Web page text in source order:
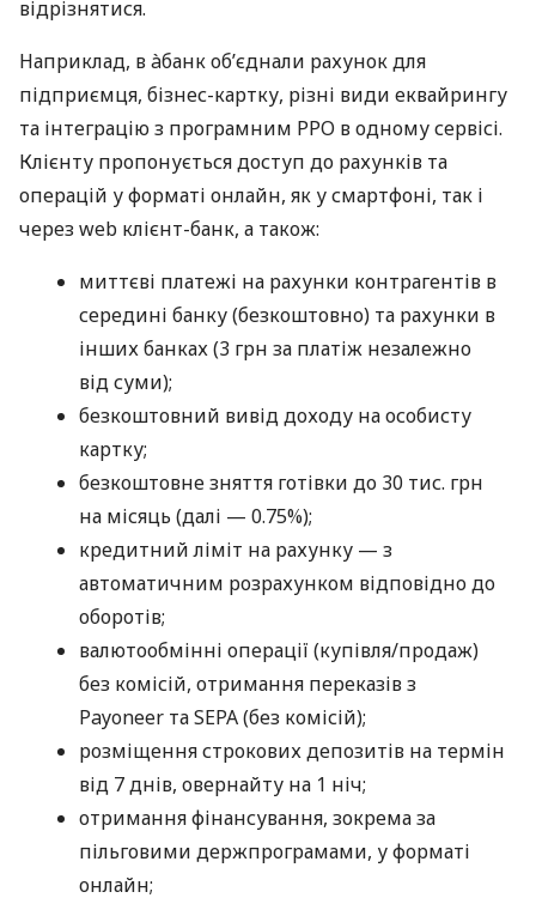
відрізнятися.
Наприклад, в àбанк об’єднали рахунок для
підприємця, бізнес-картку, різні види еквайрингу
та інтеграцію з програмним РРО в одному сервісі.
Клієнту пропонується доступ до рахунків та
операцій у форматі онлайн, як у смартфоні, так і
через web клієнт-банк, а також:
миттєві платежі на рахунки контрагентів в
середині банку (безкоштовно) та рахунки в
інших банках (3 грн за платіж незалежно
від суми);
безкоштовний вивід доходу на особисту
картку;
безкоштовне зняття готівки до 30 тис. грн
на місяць (далі — 0.75%);
кредитний ліміт на рахунку — з
автоматичним розрахунком відповідно до
оборотів;
валютообмінні операції (купівля/продаж)
без комісій, отримання переказів з
Payoneer та SEPA (без комісій);
розміщення строкових депозитів на термін
від 7 днів, овернайту на 1 ніч;
отримання фінансування, зокрема за
пільговими держпрограмами, у форматі
онлайн;